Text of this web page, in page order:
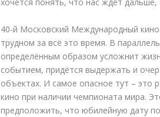
40-й Московский Международный
трудном за всё это время. В
определённым образом усложнит
событием, придётся выдержать и
объектах. И самое опасное тут – это
кино при наличии чемпионата мира.
предположить, что юбилейную дату